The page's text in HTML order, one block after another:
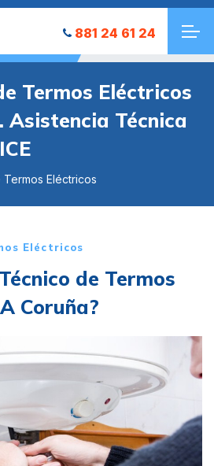
881 24 61 24
Termos Eléctricos
Asistencia Técnica
Eléctricos
Eléctricos
de Termos
Coruña?